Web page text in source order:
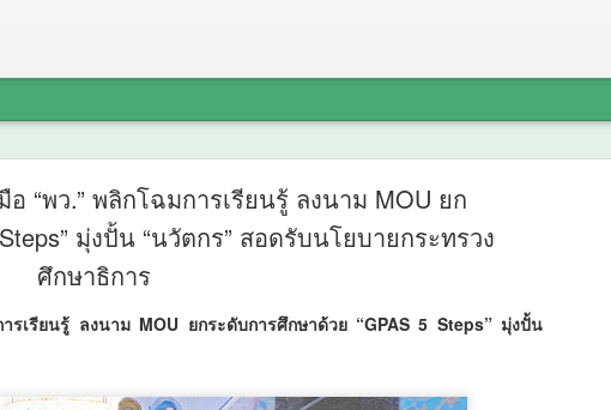
“พว.” พลิกโฉมการเรียนรู้ ลงนาม MOU ยก
มุ่งปั้น “นวัตกร” สอดรับนโยบายกระทรวง
ศึกษาธิการ
รเรียนรู้ ลงนาม MOU ยกระดับการศึกษาด้วย “GPAS 5 Steps” มุ่งปั้น
7
รฟท. จัดประชุมปัจฉิมนิเทศ
โครงการรถไฟชานเมืองสายสีแดง
สรุปผลศึกษาและรับฟังความคิด